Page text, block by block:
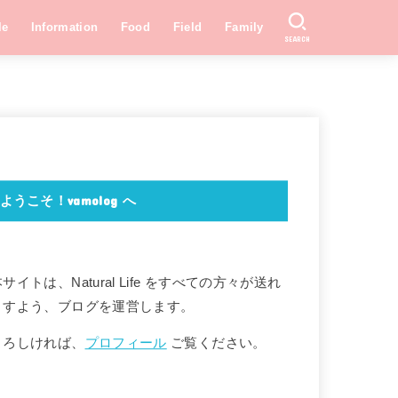
Information Food Field Family
SEARCH
ようこそ！vamolog へ
サイトは、Natural Life をすべての方々が送れ
すよう、ブログを運営します。
しければ、 プロフィール ご覧ください。